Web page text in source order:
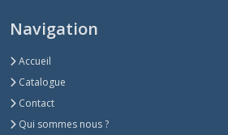
Navigation
Accueil
Catalogue
Contact
Qui sommes nous ?